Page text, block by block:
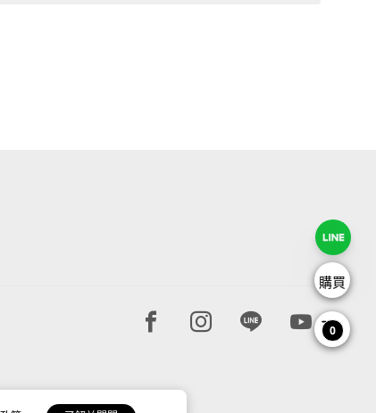
Facebook page
Instagram page
Line pageYoutube
購買
0